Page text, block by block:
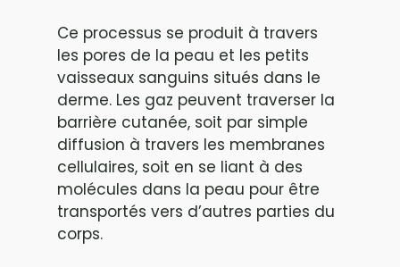
Ce processus se produit à travers
les pores de la peau et les petits
vaisseaux sanguins situés dans le
derme. Les gaz peuvent traverser la
barrière cutanée, soit par simple
diffusion à travers les membranes
cellulaires, soit en se liant à des
molécules dans la peau pour être
transportés vers d’autres parties du
corps.